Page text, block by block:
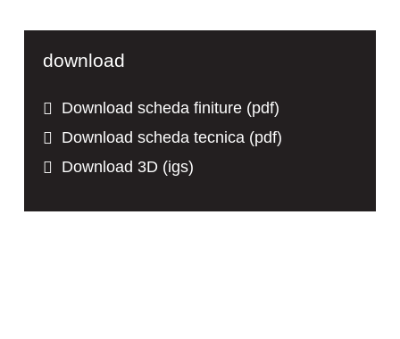
download
Download scheda finiture (pdf)
Download scheda tecnica (pdf)
Download 3D (igs)